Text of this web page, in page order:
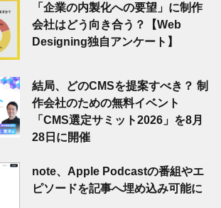
「企業の内製化への要望」に制作
会社はどう向き合う？【Web
Designing独自アンケート】
結局、どのCMSを提案すべき？ 制
作会社のための無料イベント
「CMS選定サミット2026」を8月
28日に開催
note、Apple Podcastの番組やエ
ピソードを記事へ埋め込み可能に